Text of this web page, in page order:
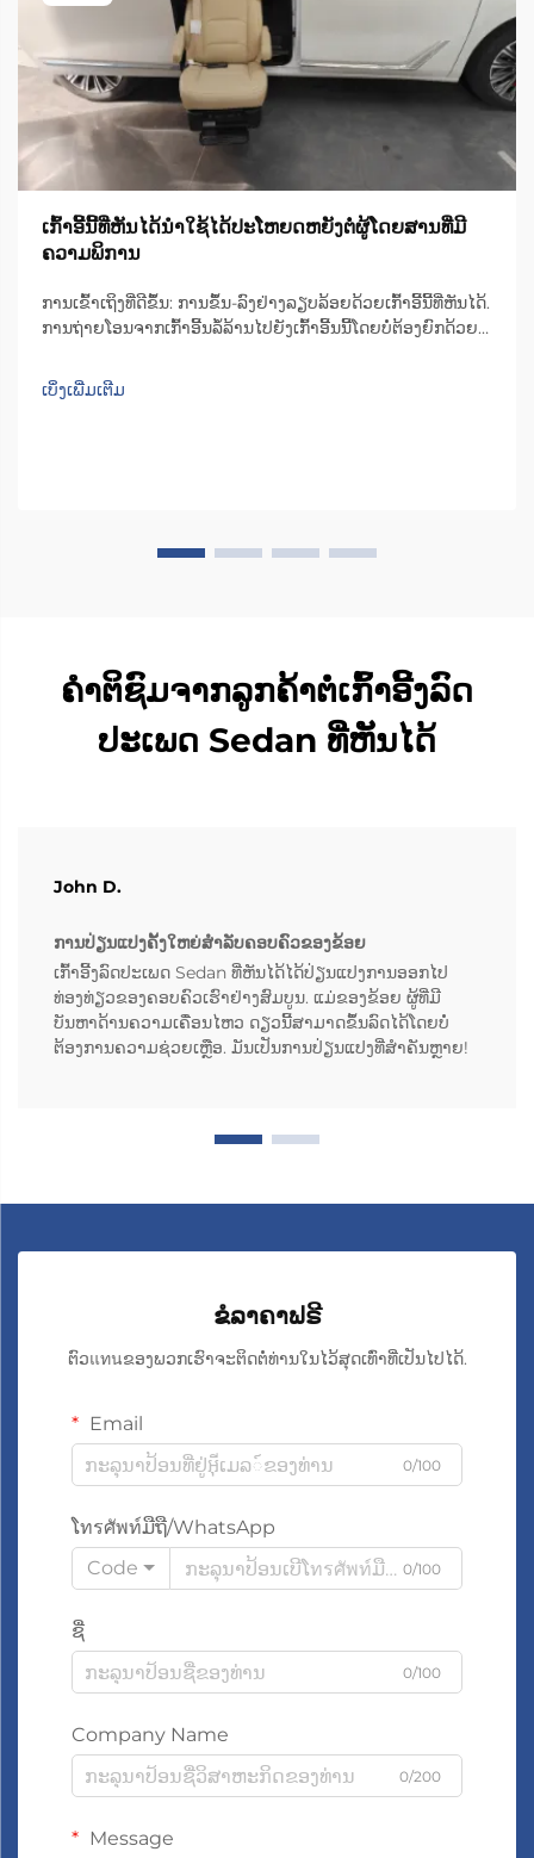
ເກົ້າອີ້ນີ້ທີ່ຫັນໄດ້ນຳໃຊ້ໄດ້ປະໂຫຍດຫຍັງຕໍ່ຜູ້ໂດຍສານທີ່ມີ
ຄວາມພິການ
ການເຂົ້າເຖິງທີ່ດີຂຶ້ນ: ການຂຶ້ນ-ລົງຢ່າງລຽບລ້ອຍດ້ວຍເກົ້າອີ້ນີ້ທີ່ຫັນໄດ້.
ການຖ່າຍໂອນຈາກເກົ້າອີ້ນລໍ້ລ້ານໄປຍັງເກົ້າອີ້ນນີ້ໂດຍບໍ່ຕ້ອງຍົກດ້ວຍ
ຍານພາຫະນະສຳລັບຜູ້ທີ່ໃຊ້ເກົ້າອີ້ນລໍ້ລ້ານ. ເຫຼົ່ານີ້...
ເບິ່ງເພີ່ມເຕີມ
ຄຳຕິຊົມຈາກລູກຄ້າຕໍ່ເກົ້າອີ້ງລົດ
ປະເພດ Sedan ທີ່ຫັນໄດ້
John D.
ການປ່ຽນແປງຄັ້ງໃຫຍ່ສຳລັບຄອບຄົວຂອງຂ້ອຍ
ເກົ້າອີ້ງລົດປະເພດ Sedan ທີ່ຫັນໄດ້ໄດ້ປ່ຽນແປງການອອກໄປ
ທ່ອງທ່ຽວຂອງຄອບຄົວເຮົາຢ່າງສົມບູນ. ແມ່ຂອງຂ້ອຍ ຜູ້ທີ່ມີ
ບັນຫາດ້ານຄວາມເຄື່ອນໄຫວ ດຽວນີ້ສາມາດຂຶ້ນລົດໄດ້ໂດຍບໍ່
ຕ້ອງການຄວາມຊ່ວຍເຫຼືອ. ມັນເປັນການປ່ຽນແປງທີ່ສຳຄັນຫຼາຍ!
ຂໍລາຄາຟຣີ
ຕົວแทนຂອງພວກເຮົາຈະຕິດຕໍ່ທ່ານໃນໄວ້ສຸດເທົ່າທີ່ເປັນໄປໄດ້.
Email
0/100
ໂทรศัพท์ມືຖື/WhatsApp
Code
0/100
ຊື່
0/100
Company Name
0/200
Message